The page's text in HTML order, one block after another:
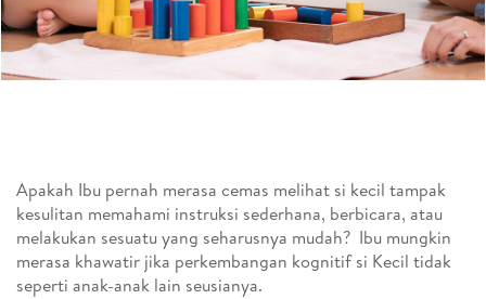
Apakah Ibu pernah merasa cemas melihat si kecil tampak
kesulitan memahami instruksi sederhana, berbicara, atau
melakukan sesuatu yang seharusnya mudah? Ibu mungkin
merasa khawatir jika perkembangan kognitif si Kecil tidak
seperti anak-anak lain seusianya.